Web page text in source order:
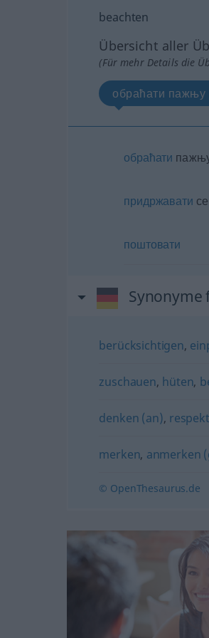
beachten
Übersicht aller
(Für mehr Details die
обраћати пажњу
обраћати
придржавати се
поштовати
Synonyme
berücksichtigen,
zuschauen, hüten,
denken (an),
merken, anmerken
© OpenThesaurus.de